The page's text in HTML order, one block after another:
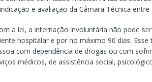
e avaliação da Câmara Técnica entre
a lei, a internação involuntária não pode
hospitalar e por no máximo 90 dias.
com dependência de drogas ou com
médicos, de assistência social,